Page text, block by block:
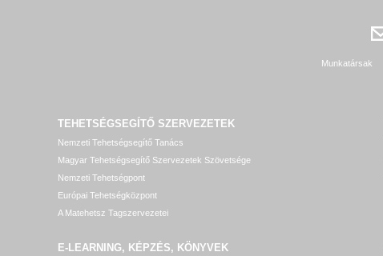
Munkatársak
TEHETSÉGSEGÍTŐ SZERVEZETEK
Nemzeti Tehetségsegítő Tanács
Magyar Tehetségsegítő Szervezetek Szövetsége
Nemzeti Tehetségpont
Európai Tehetségközpont
A Matehetsz Tagszervezetei
E-LEARNING, KÉPZÉS, KÖNYVEK